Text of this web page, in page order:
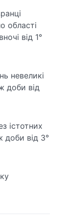
області
від 1°
невеликі
доби від
істотних
доби від 3°